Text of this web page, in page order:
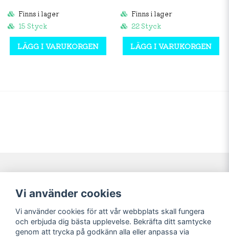
Finns i lager
15 Styck
LÄGG I VARUKORGEN
Finns i lager
22 Styck
LÄGG I VARUKORGEN
Navigering
Nyheter!
Förbeställning
Mitt konto
Logga in
Registrera dig
Glömt lösenord?
Vi använder cookies
Vi använder cookies för att vår webbplats skall fungera
och erbjuda dig bästa upplevelse. Bekräfta ditt samtycke
genom att trycka på godkänn alla eller anpassa via